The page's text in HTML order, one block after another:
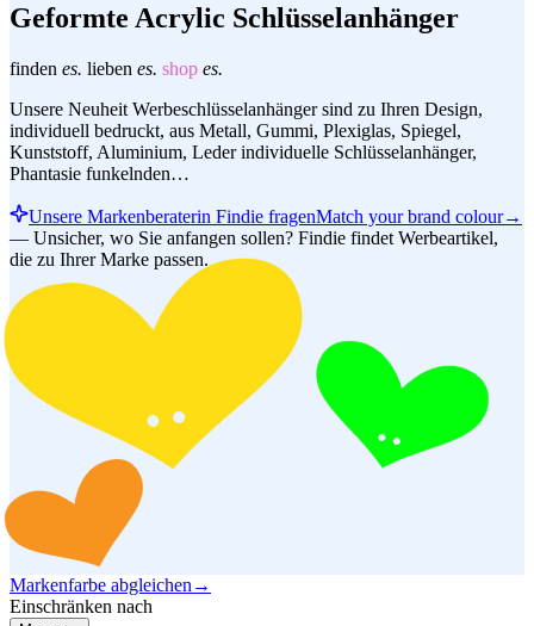
Geformte Acrylic Schlüsselanhänger
finden es. lieben es. shop es.
Unsere Neuheit Werbeschlüsselanhänger sind zu Ihren Design,
individuell bedruckt, aus Metall, Gummi, Plexiglas, Spiegel,
Kunststoff, Aluminium, Leder individuelle Schlüsselanhänger,
Phantasie funkelnden…
Unsere Markenberaterin Findie fragenMatch your brand colour→
— Unsicher, wo Sie anfangen sollen? Findie findet Werbeartikel,
die zu Ihrer Marke passen.
Markenfarbe abgleichen →
Einschränken nach